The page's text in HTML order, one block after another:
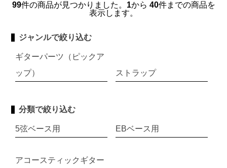
99件の商品が見つかりました。 1から 40件までの商品を
表示します。
ジャンルで絞り込む
ギターパーツ（ピックア
ップ）
ストラップ
分類で絞り込む
5弦ベース用 EBベース用
アコースティックギター